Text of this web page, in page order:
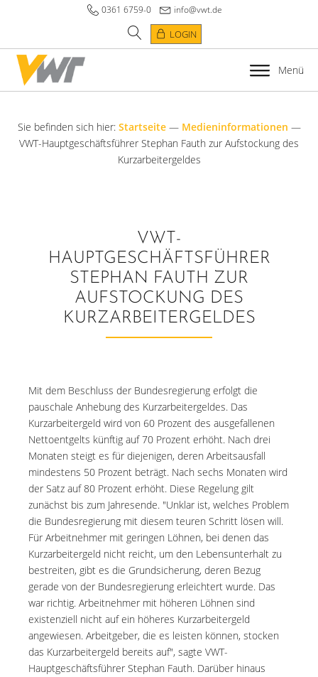
0361 6759-0 info@vwt.de
LOGIN
Menü
Sie befinden sich hier: Startseite— Medieninformationen —
VWT-Hauptgeschäftsführer Stephan Fauth zur Aufstockung des
Kurzarbeitergeldes
VWT-
HAUPTGESCHÄFTSFÜHRER
STEPHAN FAUTH ZUR
AUFSTOCKUNG DES
KURZARBEITERGELDES
Mit dem Beschluss der Bundesregierung erfolgt die
pauschale Anhebung des Kurzarbeitergeldes. Das
Kurzarbeitergeld wird von 60 Prozent des ausgefallenen
Nettoentgelts künftig auf 70 Prozent erhöht. Nach drei
Monaten steigt es für diejenigen, deren Arbeitsausfall
mindestens 50 Prozent beträgt. Nach sechs Monaten wird
der Satz auf 80 Prozent erhöht. Diese Regelung gilt
zunächst bis zum Jahresende. "Unklar ist, welches Problem
die Bundesregierung mit diesem teuren Schritt lösen will.
Für Arbeitnehmer mit geringen Löhnen, bei denen das
Kurzarbeitergeld nicht reicht, um den Lebensunterhalt zu
bestreiten, gibt es die Grundsicherung, deren Bezug
gerade von der Bundesregierung erleichtert wurde. Das
war richtig. Arbeitnehmer mit höheren Löhnen sind
existenziell nicht auf ein höheres Kurzarbeitergeld
angewiesen. Arbeitgeber, die es leisten können, stocken
das Kurzarbeitergeld bereits auf", sagte VWT-
Hauptgeschäftsführer Stephan Fauth. Darüber hinaus